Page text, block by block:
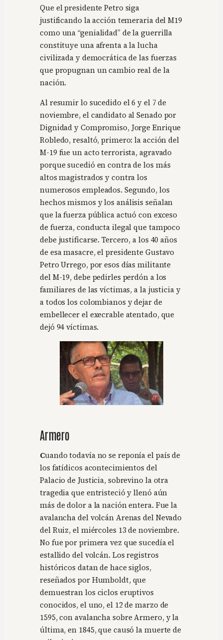
Que el presidente Petro siga
justificando la acción temeraria del M19
como una “genialidad” de la guerrilla
constituye una afrenta a la lucha
civilizada y democrática de las fuerzas
que propugnan un cambio real de la
nación.
Al resumir lo sucedido el 6 y el 7 de
noviembre, el candidato al Senado por
Dignidad y Compromiso, Jorge Enrique
Robledo, resaltó, primero: la acción del
M-19 fue un acto terrorista, agravado
porque sucedió en contra de los más
altos magistrados y contra los
numerosos empleados. Segundo, los
hechos mismos y los análisis señalan
que la fuerza pública actuó con exceso
de fuerza, conducta ilegal que tampoco
debe justificarse. Tercero, a los 40 años
de esa masacre, el presidente Gustavo
Petro Urrego, por esos días militante
del M-19, debe pedirles perdón a los
familiares de las víctimas, a la justicia y
a todos los colombianos y dejar de
embellecer el execrable atentado, que
dejó 94 víctimas.
Armero
Cuando todavía no se reponía el país de
los fatídicos acontecimientos del
Palacio de Justicia, sobrevino la otra
tragedia que entristeció y llenó aún
más de dolor a la nación entera. Fue la
avalancha del volcán Arenas del Nevado
del Ruiz, el miércoles 13 de noviembre.
No fue por primera vez que sucedía el
estallido del volcán. Los registros
históricos datan de hace siglos,
reseñados por Humboldt, que
demuestran los ciclos eruptivos
conocidos, el uno, el 12 de marzo de
1595, con avalancha sobre Armero, y la
última, en 1845, que causó la muerte de